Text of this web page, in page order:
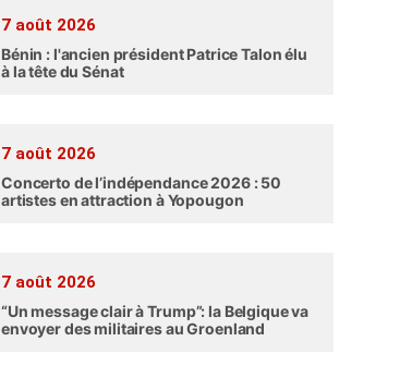
7 août 2026
Bénin : l'ancien président Patrice Talon élu
à la tête du Sénat
7 août 2026
Concerto de l’indépendance 2026 : 50
artistes en attraction à Yopougon
7 août 2026
“Un message clair à Trump”: la Belgique va
envoyer des militaires au Groenland